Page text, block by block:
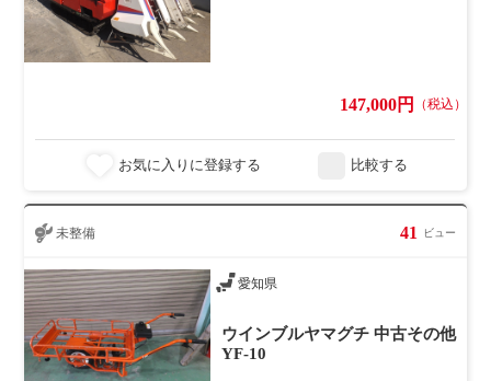
147,000円 （税込）
お気に入りに登録する 比較する
未整備 41 ビュー
愛知県
ウインブルヤマグチ 中古その他
YF-10